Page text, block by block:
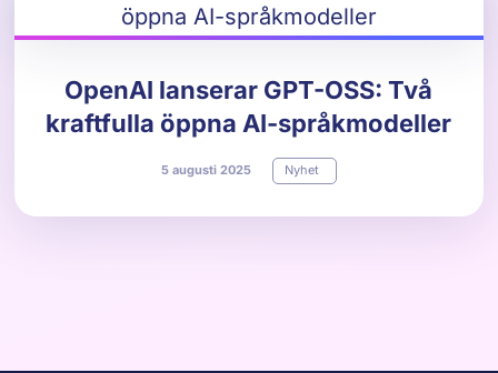
OpenAI lanserar GPT-OSS: Två
kraftfulla öppna AI-språkmodeller
5 augusti 2025 Nyhet